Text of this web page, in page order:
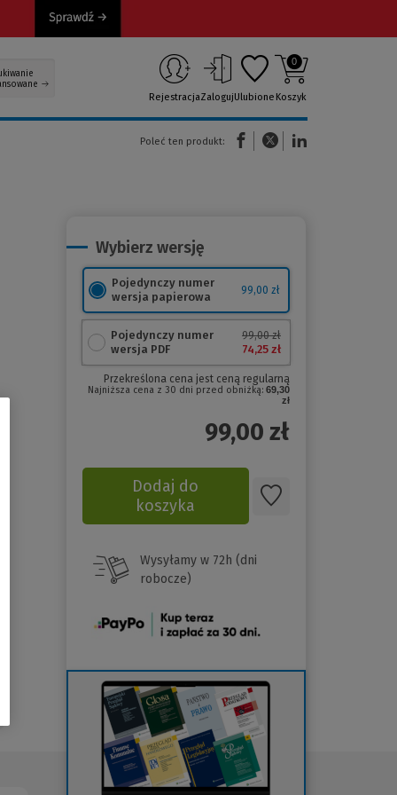
RejestracjaZalogujUlubione
0
Koszyk
Poleć ten produkt:
(Nowe okno)(Link do innej strony)
Wybierz wersję
Pojedynczy numer
wersja papierowa
99,00 zł
Pojedynczy numer
wersja PDF
99,00 zł
74,25 zł
Przekreślona cena jest ceną regularną
Najniższa cena z 30 dni przed obniżką: 69,30
zł
99,00 zł
Dodaj do
koszyka
Wysyłamy w 72h (dni
robocze)
(Nowe